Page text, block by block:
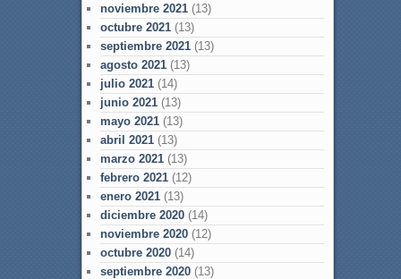
noviembre 2021(13)
octubre 2021(13)
septiembre 2021(13)
agosto 2021(13)
julio 2021(14)
junio 2021(13)
mayo 2021(13)
abril 2021(13)
marzo 2021(13)
febrero 2021(12)
enero 2021(13)
diciembre 2020(14)
noviembre 2020(12)
octubre 2020(14)
septiembre 2020(13)